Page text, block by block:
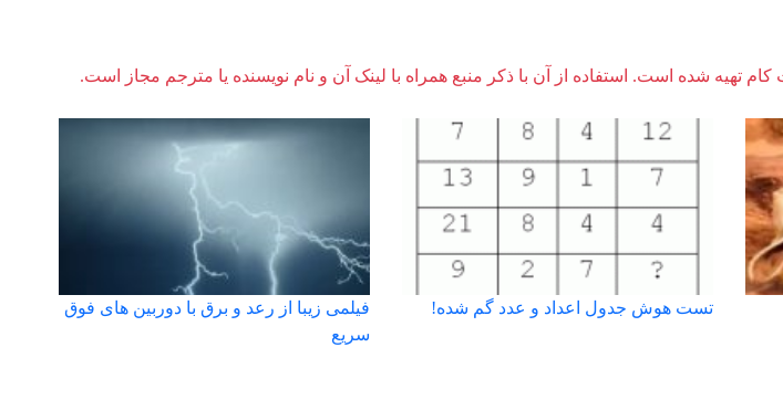
کام تهیه شده است. استفاده از آن با ذکر منبع همراه با لینک آن و نام نویسنده یا مترجم مجاز است.
تست هوش جدول اعداد و عدد گم شده!
فیلمی زیبا از رعد و برق با دوربین های فوق
سریع